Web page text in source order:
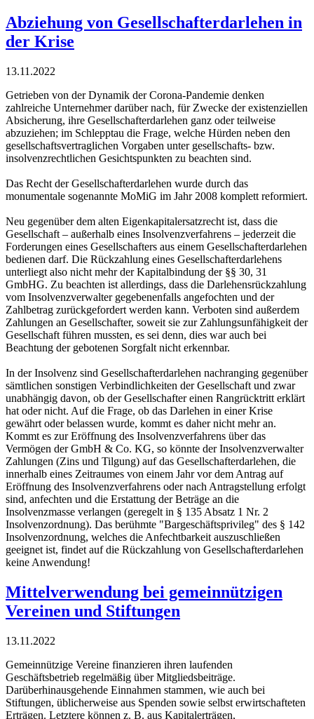
Abziehung von Gesellschafterdarlehen in
der Krise
13.11.2022
Getrieben von der Dynamik der Corona-Pandemie denken
zahlreiche Unternehmer darüber nach, für Zwecke der existenziellen
Absicherung, ihre Gesellschafterdarlehen ganz oder teilweise
abzuziehen; im Schlepptau die Frage, welche Hürden neben den
gesellschaftsvertraglichen Vorgaben unter gesellschafts- bzw.
insolvenzrechtlichen Gesichtspunkten zu beachten sind.
Das Recht der Gesellschafterdarlehen wurde durch das
monumentale sogenannte MoMiG im Jahr 2008 komplett reformiert.
Neu gegenüber dem alten Eigenkapitalersatzrecht ist, dass die
Gesellschaft – außerhalb eines Insolvenzverfahrens – jederzeit die
Forderungen eines Gesellschafters aus einem Gesellschafterdarlehen
bedienen darf. Die Rückzahlung eines Gesellschafterdarlehens
unterliegt also nicht mehr der Kapitalbindung der §§ 30, 31
GmbHG. Zu beachten ist allerdings, dass die Darlehensrückzahlung
vom Insolvenzverwalter gegebenenfalls angefochten und der
Zahlbetrag zurückgefordert werden kann. Verboten sind außerdem
Zahlungen an Gesellschafter, soweit sie zur Zahlungsunfähigkeit der
Gesellschaft führen mussten, es sei denn, dies war auch bei
Beachtung der gebotenen Sorgfalt nicht erkennbar.
In der Insolvenz sind Gesellschafterdarlehen nachranging gegenüber
sämtlichen sonstigen Verbindlichkeiten der Gesellschaft und zwar
unabhängig davon, ob der Gesellschafter einen Rangrücktritt erklärt
hat oder nicht. Auf die Frage, ob das Darlehen in einer Krise
gewährt oder belassen wurde, kommt es daher nicht mehr an.
Kommt es zur Eröffnung des Insolvenzverfahrens über das
Vermögen der GmbH & Co. KG, so könnte der Insolvenzverwalter
Zahlungen (Zins und Tilgung) auf das Gesellschafterdarlehen, die
innerhalb eines Zeitraumes von einem Jahr vor dem Antrag auf
Eröffnung des Insolvenzverfahrens oder nach Antragstellung erfolgt
sind, anfechten und die Erstattung der Beträge an die
Insolvenzmasse verlangen (geregelt in § 135 Absatz 1 Nr. 2
Insolvenzordnung). Das berühmte "Bargeschäftsprivileg" des § 142
Insolvenzordnung, welches die Anfechtbarkeit auszuschließen
geeignet ist, findet auf die Rückzahlung von Gesellschafterdarlehen
keine Anwendung!
Mittelverwendung bei gemeinnützigen
Vereinen und Stiftungen
13.11.2022
Gemeinnützige Vereine finanzieren ihren laufenden
Geschäftsbetrieb regelmäßig über Mitgliedsbeiträge.
Darüberhinausgehende Einnahmen stammen, wie auch bei
Stiftungen, üblicherweise aus Spenden sowie selbst erwirtschafteten
Erträgen. Letztere können z. B. aus Kapitalerträgen,